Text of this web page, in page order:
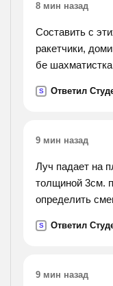
8 мин назад
Составить с
ракетчики,
бе
составьте с
бессоюзные.
S Ответил
9 мин назад
Луч падает на
толщиной 3см.
определить
равен 1,5
S Ответил
9 мин назад